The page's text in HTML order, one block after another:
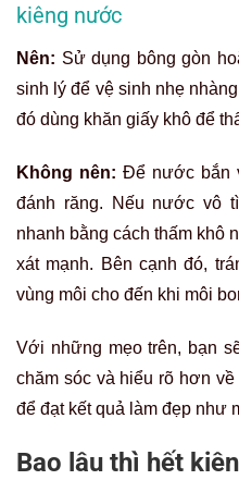
kiêng nước
Nên: Sử dụng bông gòn
sinh lý để vệ sinh nhẹ
đó dùng khăn giấy khô để
Không nên: Để nước bắn
đánh răng. Nếu nước vô
nhanh bằng cách thấm khô
xát mạnh. Bên cạnh đó,
vùng môi cho đến khi môi
Với những mẹo trên, bạn
chăm sóc và hiểu rõ hơn
để đạt kết quả làm đẹp như
Bao lâu thì hết